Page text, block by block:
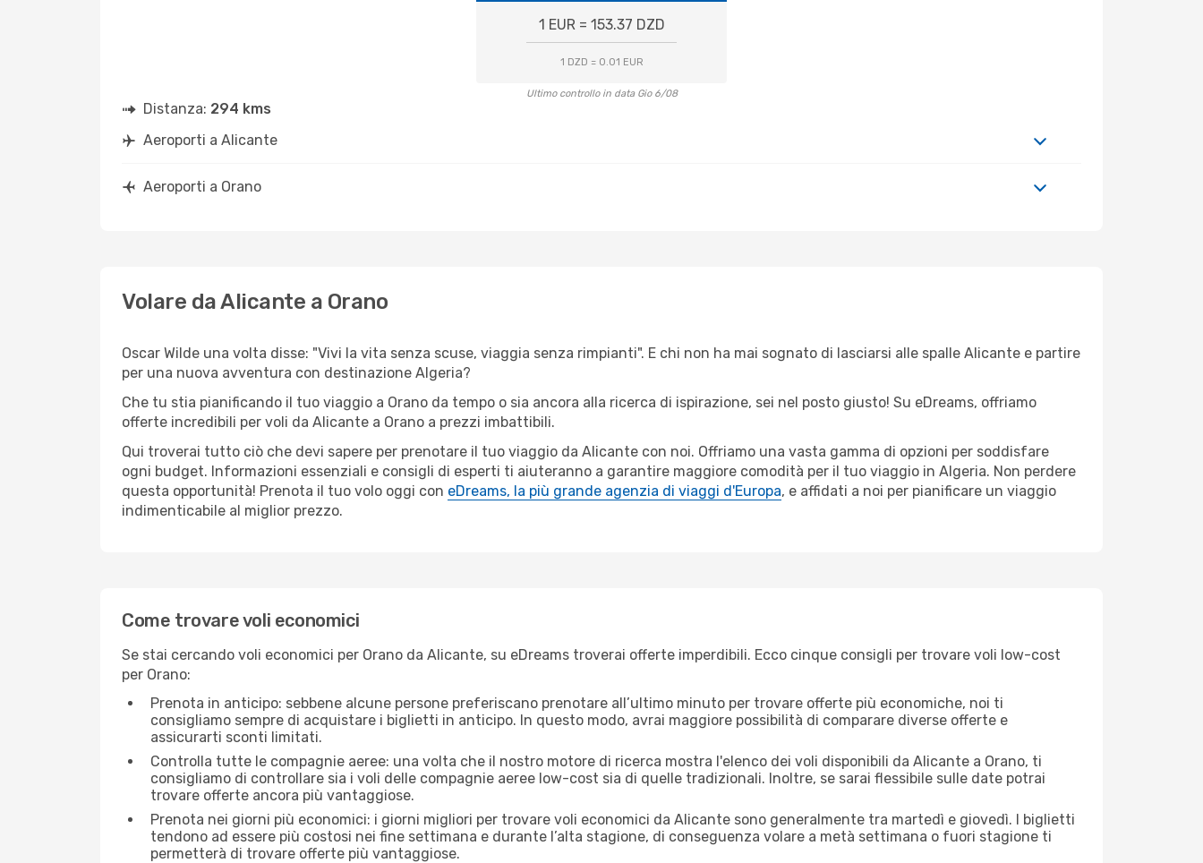
1 EUR = 153.37 DZD
1 DZD = 0.01 EUR
Ultimo controllo in data Gio 6/08
Distanza: 294 kms
Aeroporti a Alicante
Aeroporti a Orano
Volare da Alicante a Orano
Oscar Wilde una volta disse: "Vivi la vita senza scuse, viaggia senza rimpianti". E chi non ha mai sognato di lasciarsi alle spalle Alicante e partire
per una nuova avventura con destinazione Algeria?
Che tu stia pianificando il tuo viaggio a Orano da tempo o sia ancora alla ricerca di ispirazione, sei nel posto giusto! Su eDreams, offriamo
offerte incredibili per voli da Alicante a Orano a prezzi imbattibili.
Qui troverai tutto ciò che devi sapere per prenotare il tuo viaggio da Alicante con noi. Offriamo una vasta gamma di opzioni per soddisfare
ogni budget. Informazioni essenziali e consigli di esperti ti aiuteranno a garantire maggiore comodità per il tuo viaggio in Algeria. Non perdere
questa opportunità! Prenota il tuo volo oggi con eDreams, la più grande agenzia di viaggi d'Europa, e affidati a noi per pianificare un viaggio
indimenticabile al miglior prezzo.
Come trovare voli economici
Se stai cercando voli economici per Orano da Alicante, su eDreams troverai offerte imperdibili. Ecco cinque consigli per trovare voli low-cost
per Orano:
Prenota in anticipo: sebbene alcune persone preferiscano prenotare all’ultimo minuto per trovare offerte più economiche, noi ti
consigliamo sempre di acquistare i biglietti in anticipo. In questo modo, avrai maggiore possibilità di comparare diverse offerte e
assicurarti sconti limitati.
Controlla tutte le compagnie aeree: una volta che il nostro motore di ricerca mostra l'elenco dei voli disponibili da Alicante a Orano, ti
consigliamo di controllare sia i voli delle compagnie aeree low-cost sia di quelle tradizionali. Inoltre, se sarai flessibile sulle date potrai
trovare offerte ancora più vantaggiose.
Prenota nei giorni più economici: i giorni migliori per trovare voli economici da Alicante sono generalmente tra martedì e giovedì. I biglietti
tendono ad essere più costosi nei fine settimana e durante l’alta stagione, di conseguenza volare a metà settimana o fuori stagione ti
permetterà di trovare offerte più vantaggiose.